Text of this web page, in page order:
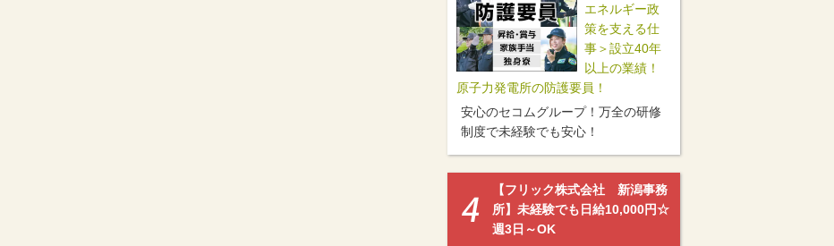
エネルギー政
策を支える仕
事＞設立40年
以上の業績！
原子力発電所の防護要員！
安心のセコムグループ！万全の研修
制度で未経験でも安心！
【フリック株式会社 新潟事務
所】未経験でも日給10,000円☆
週3日～OK